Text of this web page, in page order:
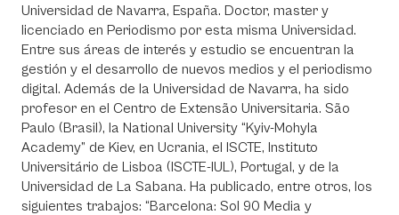
Universidad de Navarra, España. Doctor, master y
licenciado en Periodismo por esta misma Universidad.
Entre sus áreas de interés y estudio se encuentran la
gestión y el desarrollo de nuevos medios y el periodismo
digital. Además de la Universidad de Navarra, ha sido
profesor en el Centro de Extensão Universitaria. São
Paulo (Brasil), la National University “Kyiv-Mohyla
Academy” de Kiev, en Ucrania, el ISCTE, Instituto
Universitário de Lisboa (ISCTE-IUL), Portugal, y de la
Universidad de La Sabana. Ha publicado, entre otros, los
siguientes trabajos: “Barcelona: Sol 90 Media y